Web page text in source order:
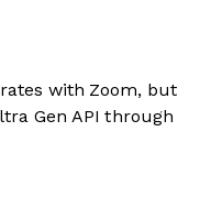
with Zoom, but
Gen API through